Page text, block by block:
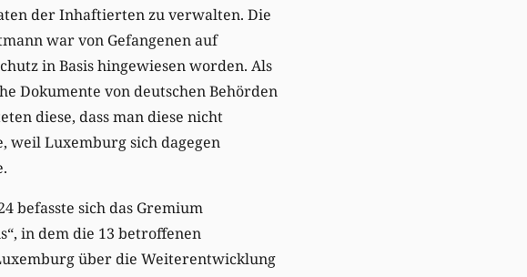
der Inhaftierten zu verwalten. Die
war von Gefangenen auf
in Basis hingewiesen worden. Als
Dokumente von deutschen Behörden
diese, dass man diese nicht
weil Luxemburg sich dagegen
befasste sich das Gremium
in dem die 13 betroffenen
über die Weiterentwicklung